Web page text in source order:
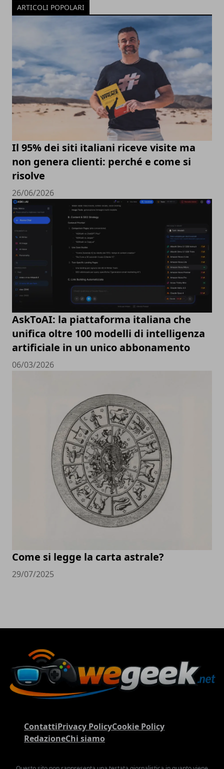
ARTICOLI POPOLARI
Il 95% dei siti italiani riceve visite ma
non genera clienti: perché e come si
risolve
26/06/2026
AskToAI: la piattaforma italiana che
unifica oltre 100 modelli di intelligenza
artificiale in un unico abbonamento
06/03/2026
Come si legge la carta astrale?
29/07/2025
ContattiPrivacy PolicyCookie Policy
RedazioneChi siamo